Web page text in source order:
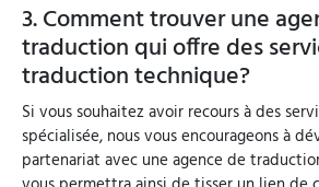
3. Comment trouver une
traduction qui offre des
traduction technique?
Si vous souhaitez avoir recours à des
spécialisée, nous vous encourageons à
partenariat avec une agence de